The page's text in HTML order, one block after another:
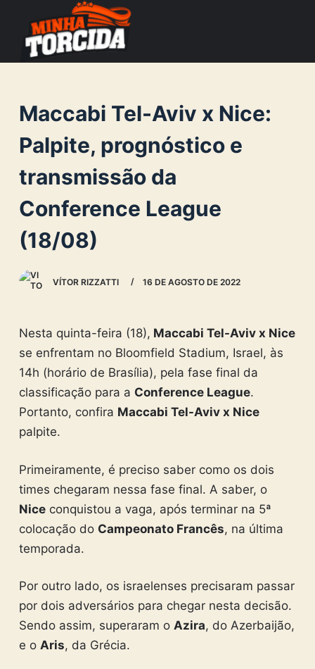
c
o
n
e
Maccabi Tel-Aviv x Nice:
Palpite, prognóstico e
transmissão da
Conference League
(18/08)
VÍTOR RIZZATTI 16 DE AGOSTO DE 2022
Nesta quinta-feira (18), Maccabi Tel-Aviv x Nice
se enfrentam no Bloomfield Stadium, Israel, às
14h (horário de Brasília), pela fase final da
classificação para a Conference League.
Portanto, confira Maccabi Tel-Aviv x Nice
palpite.
Primeiramente, é preciso saber como os dois
times chegaram nessa fase final. A saber, o
Niceconquistou a vaga, após terminar na 5ª
colocação do Campeonato Francês, na última
temporada.
Por outro lado, os israelenses precisaram passar
por dois adversários para chegar nesta decisão.
Sendo assim, superaram o Azira, do Azerbaijão,
e o Aris, da Grécia.